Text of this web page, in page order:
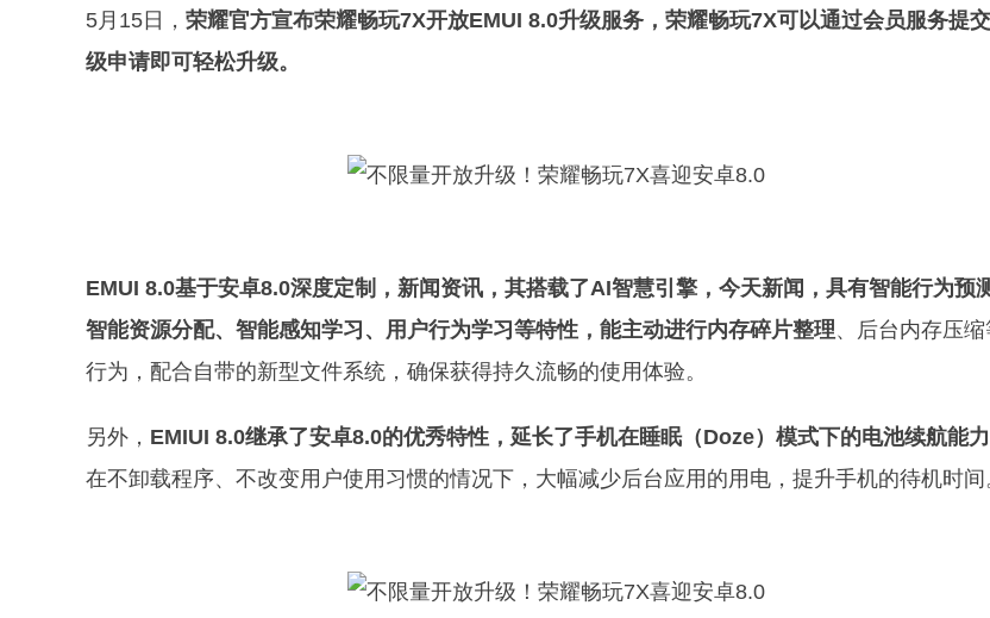
5月15日， 荣耀官方宣布荣耀畅玩7X开放EMUI 8.0升级服务，荣耀畅玩7X可以通过会员服务提
级申请即可轻松升级。
EMUI 8.0基于安卓8.0深度定制，新闻资讯，其搭载了AI智慧引擎，今天新闻，具有智能行为预测
智能资源分配、智能感知学习、用户行为学习等特性，能主动进行内存碎片整理、后台内存压缩
行为，配合自带的新型文件系统，确保获得持久流畅的使用体验。
另外， EMIUI 8.0继承了安卓8.0的优秀特性，延长了手机在睡眠（Doze）模式下的电池续航能力
在不卸载程序、不改变用户使用习惯的情况下，大幅减少后台应用的用电，提升手机的待机时间